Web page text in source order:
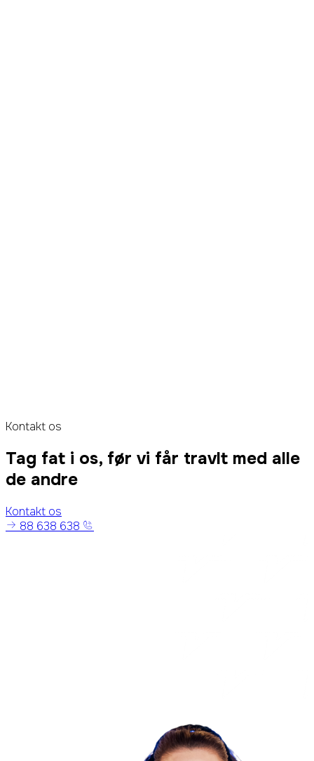
Kontakt os
Tag fat i os, før vi får travlt med alle
de andre
Kontakt os
88 638 638